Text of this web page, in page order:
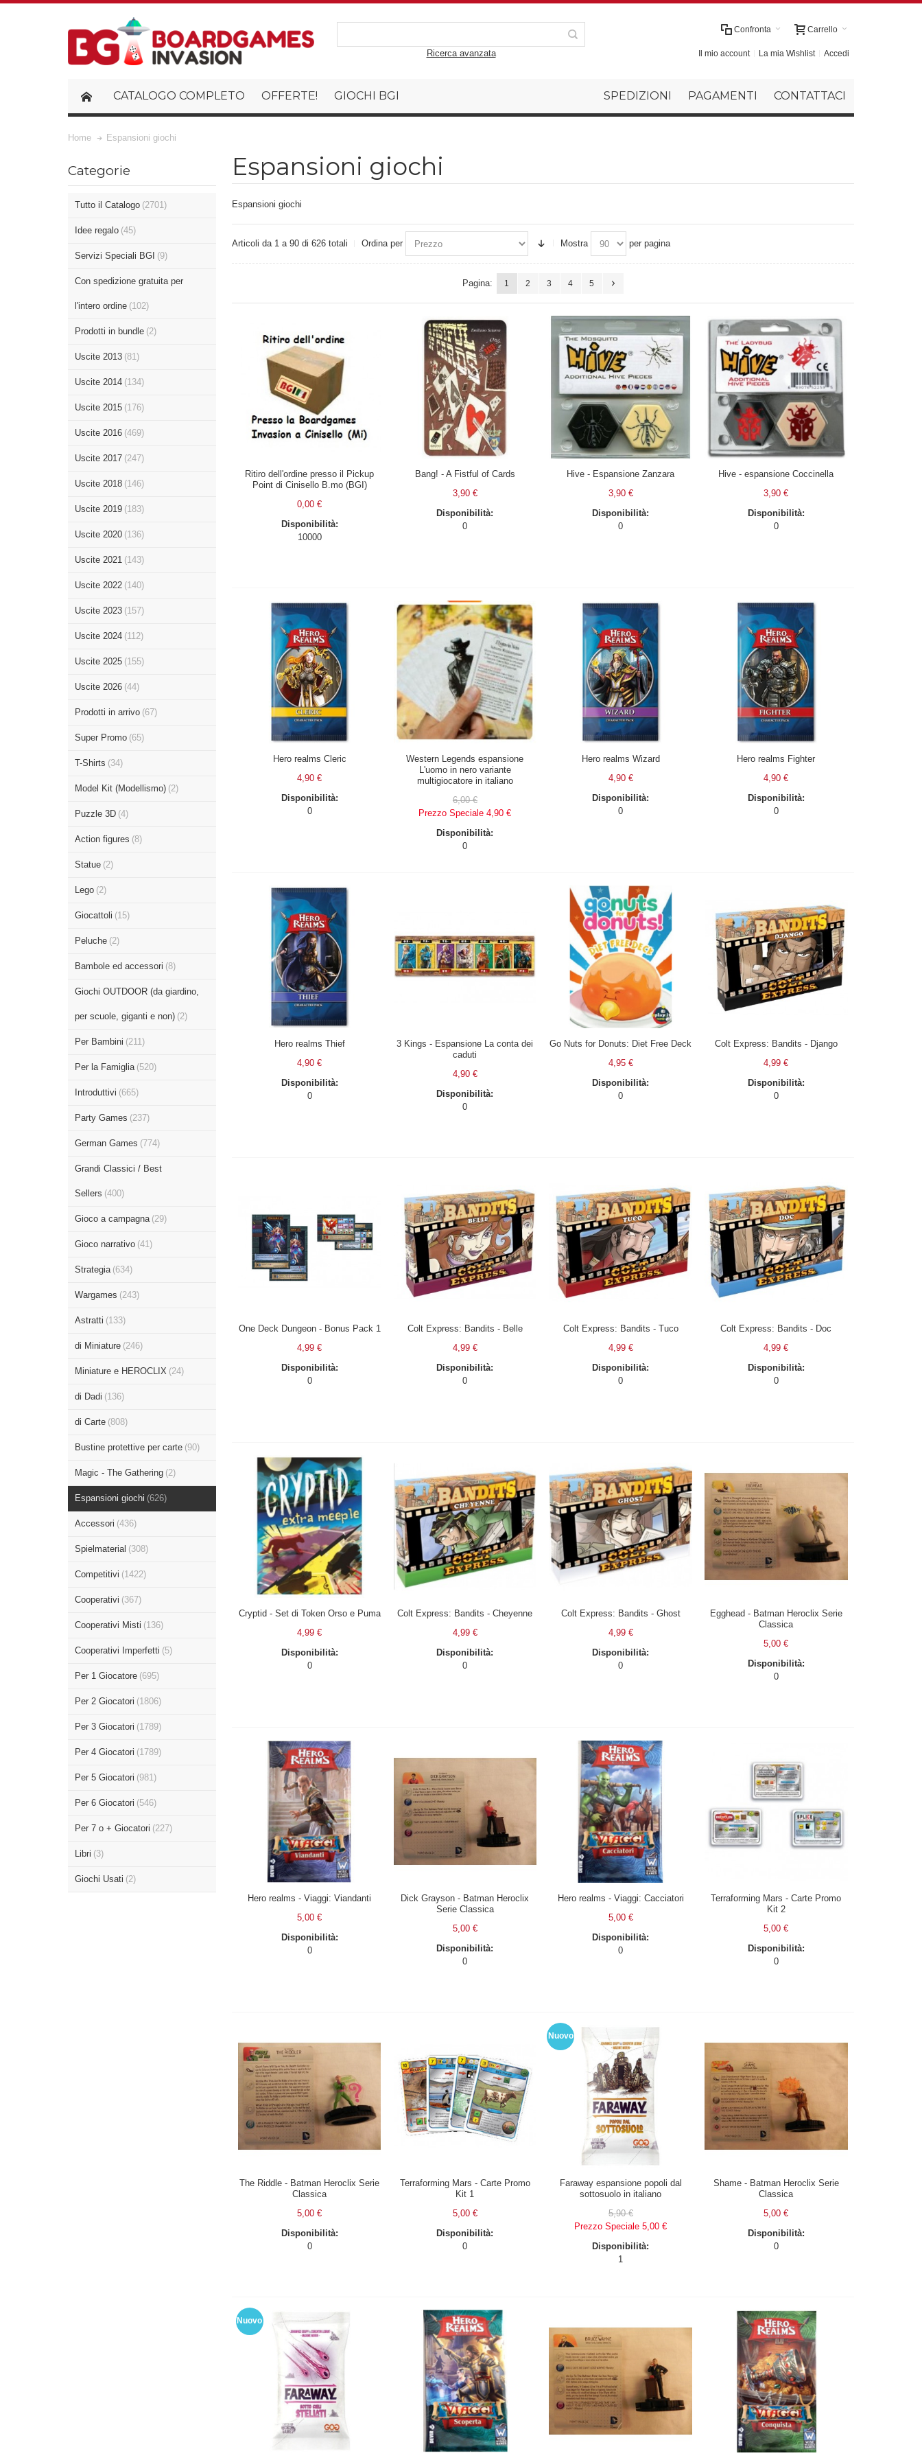
Ricerca avanzata
Carrello
Confronta
Il mio account La mia Wishlist Accedi
CATALOGO COMPLETO OFFERTE! GIOCHI BGI CONTATTACI
PAGAMENTI
SPEDIZIONI
Home Espansioni giochi
Espansioni giochi
Espansioni giochi
Articoli da 1 a 90 di 626 totali Ordina per Mostra per pagina
Pagina: 1 2 3 4 5
Ritiro dell'ordine presso il Pickup
Point di Cinisello B.mo (BGI)
0,00 €
Disponibilità:
10000
Bang! - A Fistful of Cards
3,90 €
Disponibilità:
0
Hive - Espansione Zanzara
3,90 €
Disponibilità:
0
Hive - espansione Coccinella
3,90 €
Disponibilità:
0
Hero realms Cleric
4,90 €
Disponibilità:
0
Western Legends espansione
L'uomo in nero variante
multigiocatore in italiano
6,00 €
Prezzo Speciale 4,90 €
Disponibilità:
0
Hero realms Wizard
4,90 €
Disponibilità:
0
Hero realms Fighter
4,90 €
Disponibilità:
0
Hero realms Thief
4,90 €
Disponibilità:
0
3 Kings - Espansione La conta dei
caduti
4,90 €
Disponibilità:
0
Go Nuts for Donuts: Diet Free Deck
4,95 €
Disponibilità:
0
Colt Express: Bandits - Django
4,99 €
Disponibilità:
0
One Deck Dungeon - Bonus Pack 1
4,99 €
Disponibilità:
0
Colt Express: Bandits - Belle
4,99 €
Disponibilità:
0
Colt Express: Bandits - Tuco
4,99 €
Disponibilità:
0
Colt Express: Bandits - Doc
4,99 €
Disponibilità:
0
Cryptid - Set di Token Orso e Puma
4,99 €
Disponibilità:
0
Colt Express: Bandits - Cheyenne
4,99 €
Disponibilità:
0
Colt Express: Bandits - Ghost
4,99 €
Disponibilità:
0
Egghead - Batman Heroclix Serie
Classica
5,00 €
Disponibilità:
0
Hero realms - Viaggi: Viandanti
5,00 €
Disponibilità:
0
Dick Grayson - Batman Heroclix
Serie Classica
5,00 €
Disponibilità:
0
Hero realms - Viaggi: Cacciatori
5,00 €
Disponibilità:
0
Terraforming Mars - Carte Promo
Kit 2
5,00 €
Disponibilità:
0
The Riddle - Batman Heroclix Serie
Classica
5,00 €
Disponibilità:
0
Terraforming Mars - Carte Promo
Kit 1
5,00 €
Disponibilità:
0
Nuovo
Faraway espansione popoli dal
sottosuolo in italiano
5,90 €
Prezzo Speciale 5,00 €
Disponibilità:
1
Shame - Batman Heroclix Serie
Classica
5,00 €
Disponibilità:
0
Nuovo
Categorie
Tutto il Catalogo (2701)
Idee regalo (45)
Servizi Speciali BGI (9)
Con spedizione gratuita per
l'intero ordine (102)
Prodotti in bundle (2)
Uscite 2013 (81)
Uscite 2014 (134)
Uscite 2015 (176)
Uscite 2016 (469)
Uscite 2017 (247)
Uscite 2018 (146)
Uscite 2019 (183)
Uscite 2020 (136)
Uscite 2021 (143)
Uscite 2022 (140)
Uscite 2023 (157)
Uscite 2024 (112)
Uscite 2025 (155)
Uscite 2026 (44)
Prodotti in arrivo (67)
Super Promo (65)
T-Shirts (34)
Model Kit (Modellismo) (2)
Puzzle 3D (4)
Action figures (8)
Statue (2)
Lego (2)
Giocattoli (15)
Peluche (2)
Bambole ed accessori (8)
Giochi OUTDOOR (da giardino,
per scuole, giganti e non) (2)
Per Bambini (211)
Per la Famiglia (520)
Introduttivi (665)
Party Games (237)
German Games (774)
Grandi Classici / Best
Sellers (400)
Gioco a campagna (29)
Gioco narrativo (41)
Strategia (634)
Wargames (243)
Astratti (133)
di Miniature (246)
Miniature e HEROCLIX (24)
di Dadi (136)
di Carte (808)
Bustine protettive per carte (90)
Magic - The Gathering (2)
Espansioni giochi (626)
Accessori (436)
Spielmaterial (308)
Competitivi (1422)
Cooperativi (367)
Cooperativi Misti (136)
Cooperativi Imperfetti (5)
Per 1 Giocatore (695)
Per 2 Giocatori (1806)
Per 3 Giocatori (1789)
Per 4 Giocatori (1789)
Per 5 Giocatori (981)
Per 6 Giocatori (546)
Per 7 o + Giocatori (227)
Libri (3)
Giochi Usati (2)